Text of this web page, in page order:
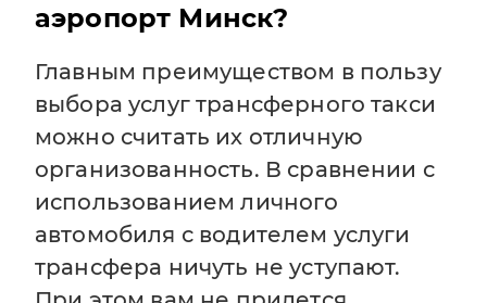
аэропорт Минск?
Главным преимуществом в пользу
выбора услуг трансферного такси
можно считать их отличную
организованность. В сравнении с
использованием личного
автомобиля с водителем услуги
трансфера ничуть не уступают.